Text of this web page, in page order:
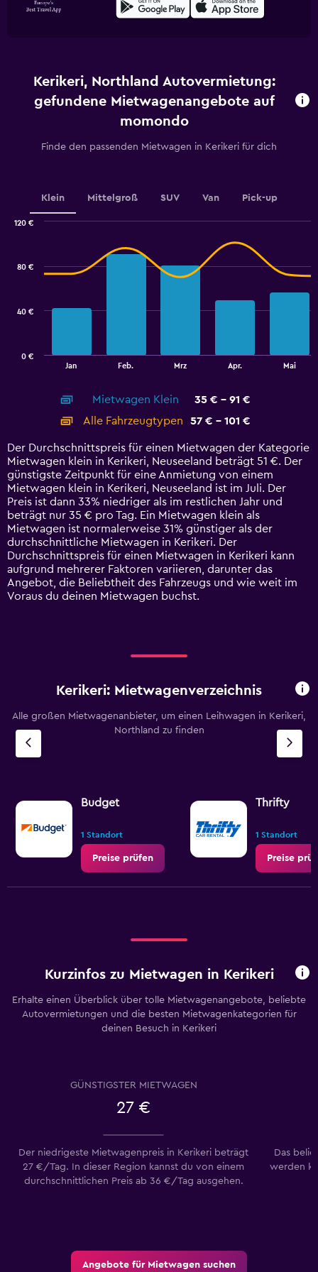
Kerikeri, Northland Autovermietung:
gefundene Mietwagenangebote auf
momondo
Finde den passenden Mietwagen in Kerikeri für dich
Klein Mittelgroß SUV Van Pick-up
categories.
14
categories.
The
chart
has
1
Y
axis
displaying
values.
Range:
0
to
Jan Feb. Mrz Apr. Mai
0 €
40 €
80 €
120 €
Mietwagen Klein
35 € - 91 €
Alle Fahrzeugtypen
57 € - 101 €
Der Durchschnittspreis für einen Mietwagen der Kategorie
Mietwagen klein in Kerikeri, Neuseeland beträgt 51 €. Der
günstigste Zeitpunkt für eine Anmietung von einem
Mietwagen klein in Kerikeri, Neuseeland ist im Juli. Der
Preis ist dann 33% niedriger als im restlichen Jahr und
beträgt nur 35 € pro Tag. Ein Mietwagen klein als
Mietwagen ist normalerweise 31% günstiger als der
durchschnittliche Mietwagen in Kerikeri. Der
Durchschnittspreis für einen Mietwagen in Kerikeri kann
aufgrund mehrerer Faktoren variieren, darunter das
Angebot, die Beliebtheit des Fahrzeugs und wie weit im
Voraus du deinen Mietwagen buchst.
Kerikeri: Mietwagenverzeichnis
Alle großen Mietwagenanbieter, um einen Leihwagen in Kerikeri,
Northland zu finden
Budget
1 Standort
Preise prüfen
Thrifty
1 Standort
Preise
Kurzinfos zu Mietwagen in Kerikeri
Erhalte einen Überblick über tolle Mietwagenangebote, beliebte
Autovermietungen und die besten Mietwagenkategorien für
deinen Besuch in Kerikeri
GÜNSTIGSTER MIETWAGEN
27 €
Der niedrigeste Mietwagenpreis in Kerikeri beträgt
27 €/Tag. In dieser Region kannst du von einem
durchschnittlichen Preis ab 36 €/Tag ausgehen.
Das
werden
Angebote für Mietwagen suchen